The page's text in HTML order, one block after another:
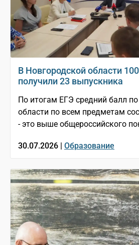
В Новгородской области
получили 23 выпускника
По итогам ЕГЭ средний балл
области по всем предметам
- это выше общероссийского
30.07.2026 | Образование